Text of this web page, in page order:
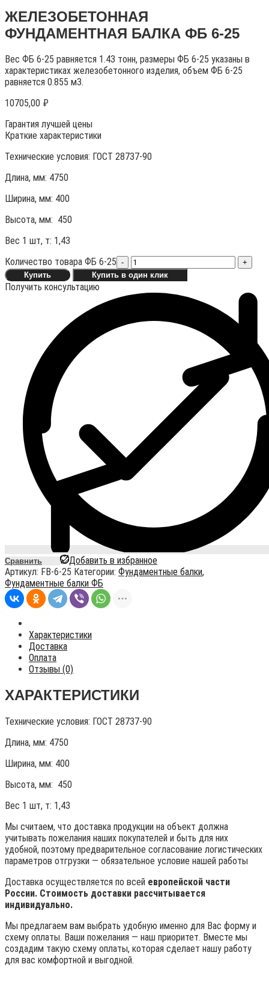
ЖЕЛЕЗОБЕТОННАЯ
ФУНДАМЕНТНАЯ БАЛКА ФБ 6-25
Вес ФБ 6-25 равняется 1.43 тонн, размеры ФБ 6-25 указаны в
характеристиках железобетонного изделия, объем ФБ 6-25
равняется 0.855 м3.
10705,00 ₽
Гарантия лучшей цены
Краткие характеристики
Технические условия: ГОСТ 28737-90
Длина, мм: 4750
Ширина, мм: 400
Высота, мм: 450
Вес 1 шт, т: 1,43
Количество товара ФБ 6-25 -
+
Купить
Купить в один клик
Получить консультацию
Сравнить
Добавить в избранное
Артикул: FB-6-25 Категории: Фундаментные балки,
Фундаментные балки ФБ
Характеристики
Доставка
Оплата
Отзывы (0)
ХАРАКТЕРИСТИКИ
Технические условия: ГОСТ 28737-90
Длина, мм: 4750
Ширина, мм: 400
Высота, мм: 450
Вес 1 шт, т: 1,43
Мы считаем, что доставка продукции на объект должна
учитывать пожелания наших покупателей и быть для них
удобной, поэтому предварительное согласование логистических
параметров отгрузки — обязательное условие нашей работы
Доставка осуществляется по всей европейской части
России. Стоимость доставки рассчитывается
индивидуально.
Мы предлагаем вам выбрать удобную именно для Вас форму и
схему оплаты. Ваши пожелания — наш приоритет. Вместе мы
создадим такую схему оплаты, которая сделает нашу работу
для вас комфортной и выгодной.